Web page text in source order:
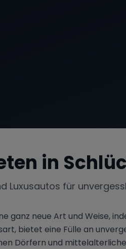
in
Luxusautos für
neue Art und Weise,
bietet eine Fülle an
Dörfern und